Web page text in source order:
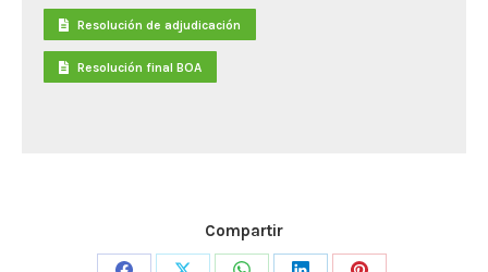
Resolución de adjudicación
Resolución final BOA
Compartir